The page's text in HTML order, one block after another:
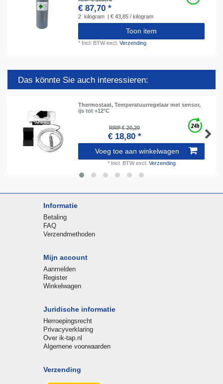
€ 87,70 *
2 kilogram | € 43,85 / kilogram
Toon item
* Incl. BTWexcl.Verzending
Das könnte Sie auch interessieren:
Thermostaat, Temperatuurregelaar met sensor,
ijs tot +12°C
RRP € 20,20
€ 18,80 *
Voeg toe aan winkelwagen
* Incl. BTWexcl. Verzending
Informatie
Betaling
FAQ
Verzendmethoden
Mijn account
Aanmelden
Register
Winkelwagen
Juridische informatie
Herroepingsrecht
Privacyverklaring
Over ik-tap.nl
Algemene voorwaarden
Verzending